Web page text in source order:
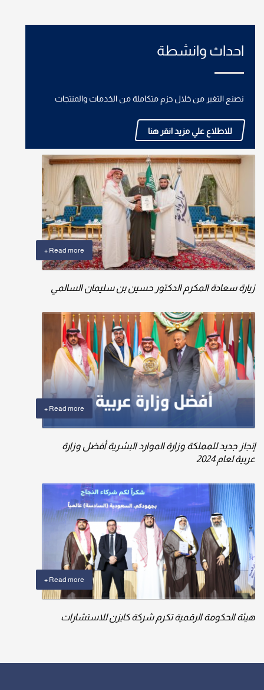
احداث وانشطة
نصنع التغير من خلال حزم متكاملة من الخدمات والمنتجات
للاطلاع علي مزيد انقر هنا
Read more +
زيارة سعادة المكرم الدكتور حسين بن سليمان السالمي
Read more +
إنجاز جديد للمملكة وزارة الموارد البشرية أفضل وزارة
عربية لعام 2024
Read more +
هيئة الحكومة الرقمية تكرم شركة كايزن للاستشارات